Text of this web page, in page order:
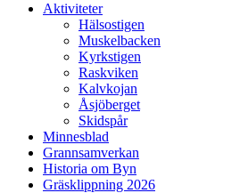
Aktiviteter
Hälsostigen
Muskelbacken
Kyrkstigen
Raskviken
Kalvkojan
Åsjöberget
Skidspår
Minnesblad
Grannsamverkan
Historia om Byn
Gräsklippning 2026